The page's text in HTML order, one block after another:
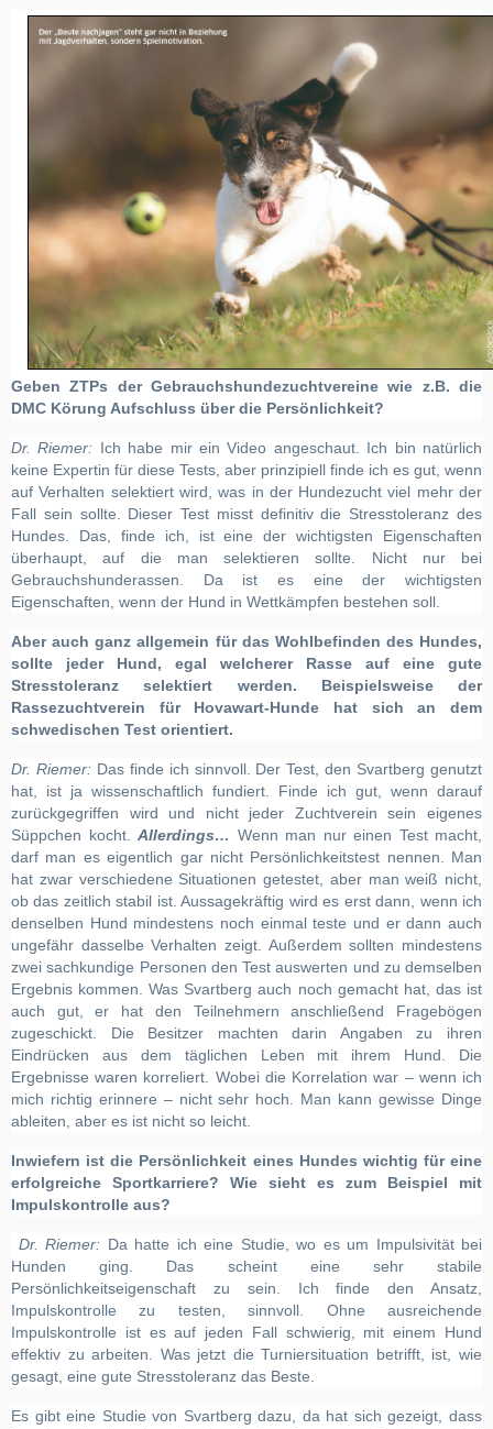
Geben ZTPs der Gebrauchshundezuchtvereine wie z.B. die
DMC Körung Aufschluss über die Persönlichkeit?
Dr. Riemer: Ich habe mir ein Video angeschaut. Ich bin natürlich
keine Expertin für diese Tests, aber prinzipiell finde ich es gut, wenn
auf Verhalten selektiert wird, was in der Hundezucht viel mehr der
Fall sein sollte. Dieser Test misst definitiv die Stresstoleranz des
Hundes. Das, finde ich, ist eine der wichtigsten Eigenschaften
überhaupt, auf die man selektieren sollte. Nicht nur bei
Gebrauchshunderassen. Da ist es eine der wichtigsten
Eigenschaften, wenn der Hund in Wettkämpfen bestehen soll.
Aber auch ganz allgemein für das Wohlbefinden des Hundes,
sollte jeder Hund, egal welcherer Rasse auf eine gute
Stresstoleranz selektiert werden. Beispielsweise der
Rassezuchtverein für Hovawart-Hunde hat sich an dem
schwedischen Test orientiert.
Dr. Riemer: Das finde ich sinnvoll. Der Test, den Svartberg genutzt
hat, ist ja wissenschaftlich fundiert. Finde ich gut, wenn darauf
zurückgegriffen wird und nicht jeder Zuchtverein sein eigenes
Süppchen kocht.
Allerdings… Wenn man nur einen Test macht,
darf man es eigentlich gar nicht Persönlichkeitstest nennen. Man
hat zwar verschiedene Situationen getestet, aber man weiß nicht,
ob das zeitlich stabil ist. Aussagekräftig wird es erst dann, wenn ich
denselben Hund mindestens noch einmal teste und er dann auch
ungefähr dasselbe Verhalten zeigt. Außerdem sollten mindestens
zwei sachkundige Personen den Test auswerten und zu demselben
Ergebnis kommen. Was Svartberg auch noch gemacht hat, das ist
auch gut, er hat den Teilnehmern anschließend Fragebögen
zugeschickt. Die Besitzer machten darin Angaben zu ihren
Eindrücken aus dem täglichen Leben mit ihrem Hund. Die
Ergebnisse waren korreliert. Wobei die Korrelation war – wenn ich
mich richtig erinnere – nicht sehr hoch. Man kann gewisse Dinge
ableiten, aber es ist nicht so leicht.
Inwiefern ist die Persönlichkeit eines Hundes wichtig für eine
erfolgreiche Sportkarriere? Wie sieht es zum Beispiel mit
Impulskontrolle aus?
Dr. Riemer: Da hatte ich eine Studie, wo es um Impulsivität bei
Hunden ging. Das scheint eine sehr stabile
Persönlichkeitseigenschaft zu sein. Ich finde den Ansatz,
Impulskontrolle zu testen, sinnvoll. Ohne ausreichende
Impulskontrolle ist es auf jeden Fall schwierig, mit einem Hund
effektiv zu arbeiten. Was jetzt die Turniersituation betrifft, ist, wie
gesagt, eine gute Stresstoleranz das Beste.
Es gibt eine Studie von Svartberg dazu, da hat sich gezeigt, dass